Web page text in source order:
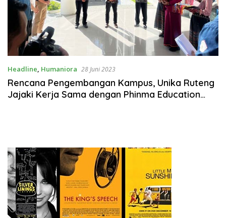
Headline, Humaniora 28 Juni 2023
Rencana Pengembangan Kampus, Unika Ruteng
Jajaki Kerja Sama dengan Phinma Education